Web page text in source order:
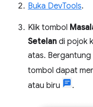
Buka DevTools.
Klik tombol
Setelan di pojok
atas.
tombol dapat
atau biru
.